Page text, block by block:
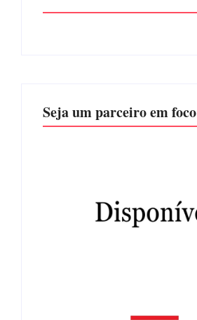
Seja um parceiro em foco